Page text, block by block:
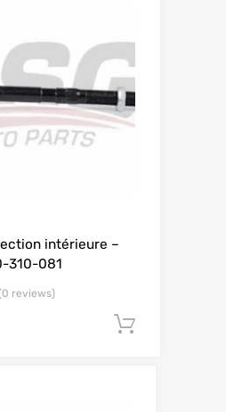
intérieure –
310-081
reviews)